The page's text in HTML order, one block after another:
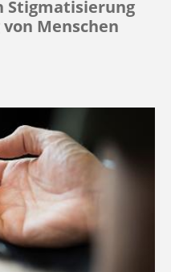
Stigmatisierung
Menschen